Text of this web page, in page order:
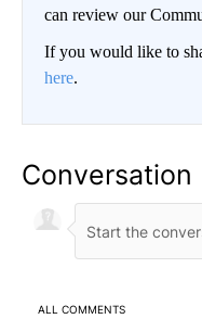
can review our
If you would like to
here.
Conversation
ALL COMMENTS